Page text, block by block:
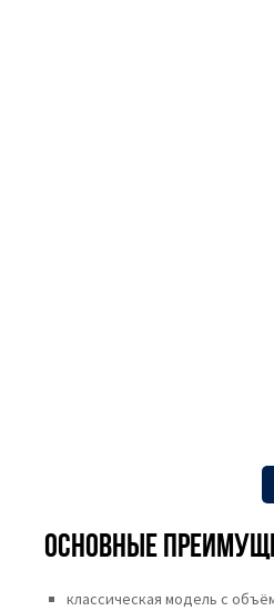
Основные
классическая модель с